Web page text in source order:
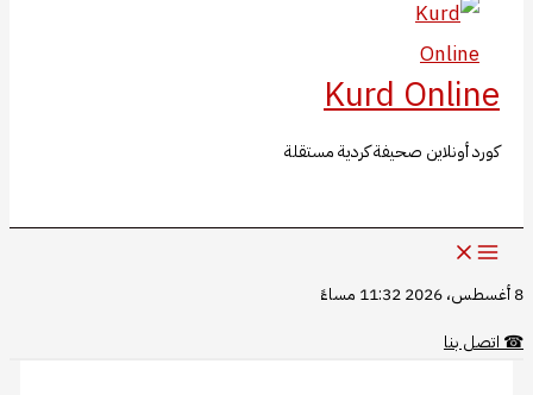
المحتوى
Kurd Online
كورد أونلاين صحيفة كردية مستقلة
8 أغسطس، 2026 11:32 مساءً
☎اتصل بنا